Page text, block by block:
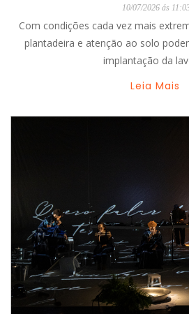
10/07/2026 ás
Com condições cada vez mais
plantadeira e atenção ao solo
implantação da
Leia Mais